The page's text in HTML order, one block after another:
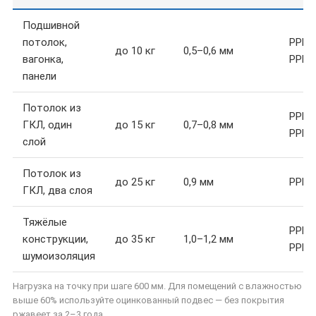
Подшивной
потолок,
вагонка,
панели
до 10 кг 0,5–0,6 мм
PPB-
PPB-
Потолок из
ГКЛ, один
слой
до 15 кг 0,7–0,8 мм
PPB-
PPB-
Потолок из
ГКЛ, два слоя
до 25 кг 0,9 мм PPB-
Тяжёлые
конструкции,
шумоизоляция
до 35 кг 1,0–1,2 мм
PPB-
PPB-
Нагрузка на точку при шаге 600 мм. Для помещений с влажностью
выше 60% используйте оцинкованный подвес — без покрытия